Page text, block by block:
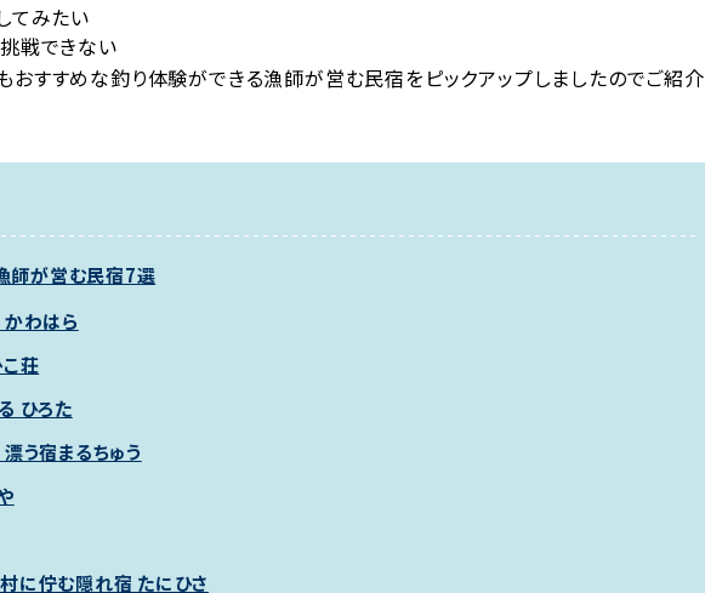
てみたい
戦できない
おすすめな釣り体験ができる漁師が営む民宿をピックアップしましたのでご紹介
師が営む民宿7選
わはら
荘
ひろた
う宿まるちゅう
に佇む隠れ宿 たにひさ